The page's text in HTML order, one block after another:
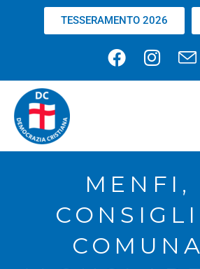
TESSERAMENTO 2026
MENFI,